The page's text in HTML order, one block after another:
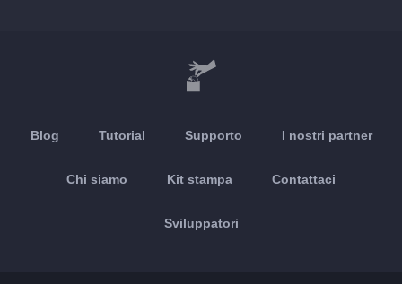
Blog Tutorial Supporto I nostri partner
Chi siamo Kit stampa Contattaci
Sviluppatori